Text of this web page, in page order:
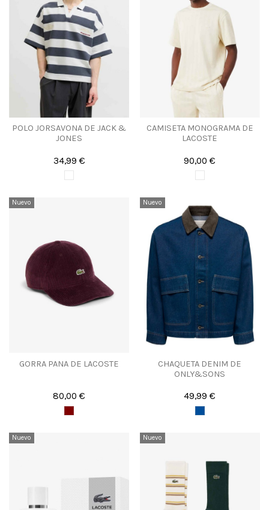
POLO JORSAVONA DE JACK &
JONES
34,99 €
CAMISETA MONOGRAMA DE
LACOSTE
90,00 €
Nuevo
GORRA PANA DE LACOSTE
80,00 €
Nuevo
CHAQUETA DENIM DE
ONLY&SONS
49,99 €
Nuevo Nuevo